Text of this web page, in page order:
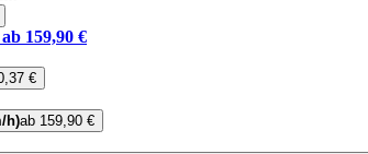
ab 159,90 €
€
h)ab 159,90 €